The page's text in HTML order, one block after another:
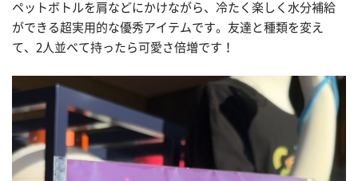
ペットボトルを肩などにかけながら、冷たく楽しく水分補給
ができる超実用的な優秀アイテムです。友達と種類を変え
て、2人並べて持ったら可愛さ倍増です！